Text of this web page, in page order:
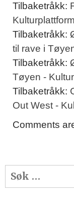
Tilbaketråkk:
Tilbaketråkk:
til rave i
Tilbaketråkk:
Tøyen -
Tilbaketråkk:
Out West -
Comments
Søk
etter: